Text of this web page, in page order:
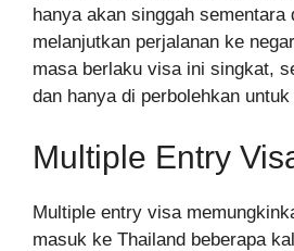
hanya akan singgah sementara
melanjutkan perjalanan ke
masa berlaku visa ini singkat,
dan hanya di perbolehkan
Multiple Entry
Multiple entry visa
masuk ke Thailand beberapa